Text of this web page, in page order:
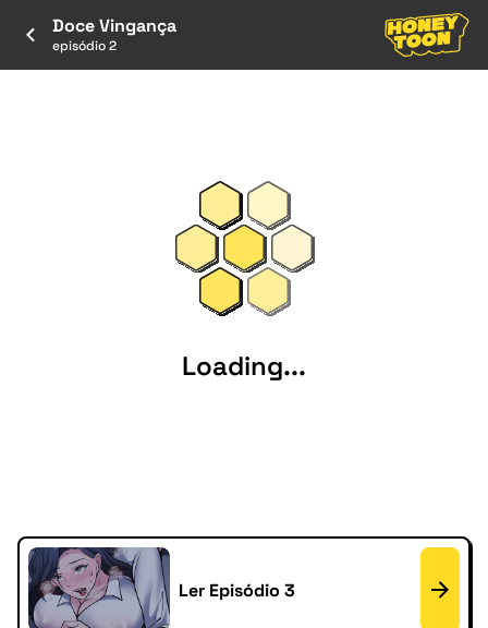
Doce Vingança
episódio 2
Loading...
Ler Episódio 3